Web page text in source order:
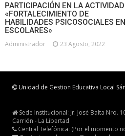
PARTICIPACIÓN EN LA ACTIVIDAD
«FORTALECIMIENTO DE
HABILIDADES PSICOSOCIALES EN
ESCOLARES»
Administrador 23 Agosto, 2022
Unidad de Gestion Educativa Local
Sede Institucional: Jr. José Balta Nro.
Carrión - La Libertad
Central Telefónica: (Por el momento